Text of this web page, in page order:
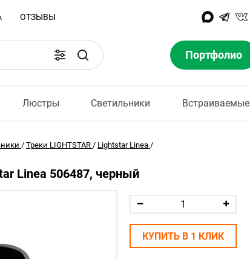
ОТЗЫВЫ
Портфолио
Люстры Светильники Встраиваемые
/ Треки LIGHTSTAR / Lightstar Linea /
Linea 506487, черный
КУПИТЬ В 1 КЛИК